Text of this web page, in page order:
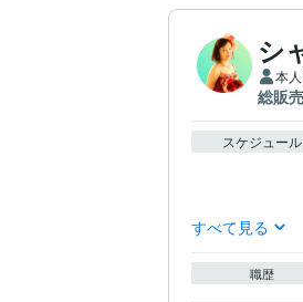
シ
本
総販
スケジュール
すべて見る
職歴